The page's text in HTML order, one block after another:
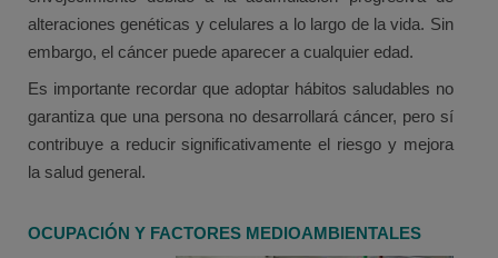
alteraciones genéticas y celulares a lo largo de la vida. Sin
embargo, el cáncer puede aparecer a cualquier edad.
Es importante recordar que adoptar hábitos saludables no
garantiza que una persona no desarrollará cáncer, pero sí
contribuye a reducir significativamente el riesgo y mejora
la salud general.
OCUPACIÓN Y FACTORES MEDIOAMBIENTALES